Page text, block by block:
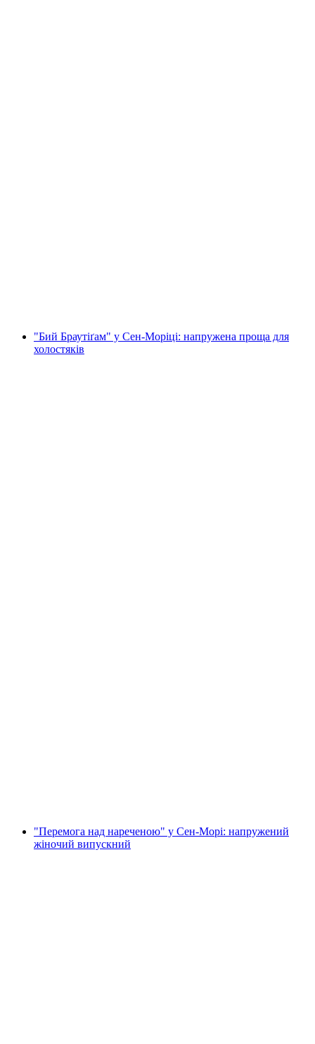
"Бий Браутіґам" у Сен-Моріці: напружена проща для
холостяків
"Перемога над нареченою" у Сен-Морі: напружений
жіночий випускний